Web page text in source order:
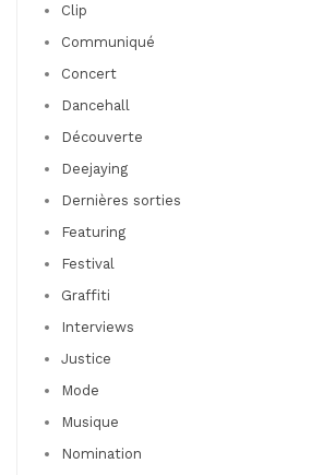
Clip
Communiqué
Concert
Dancehall
Découverte
Deejaying
Dernières sorties
Featuring
Festival
Graffiti
Interviews
Justice
Mode
Musique
Nomination